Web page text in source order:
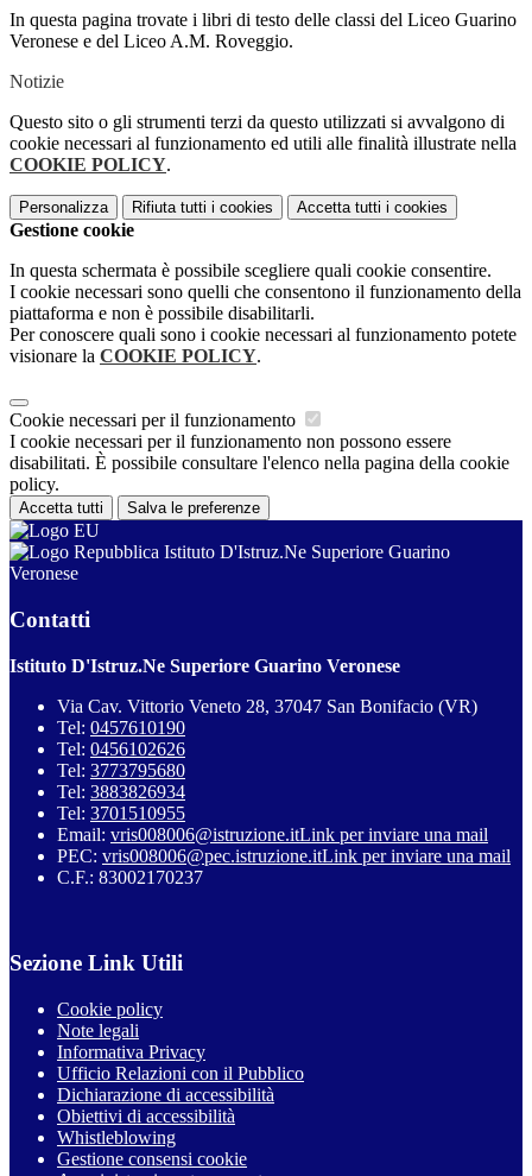
In questa pagina trovate i libri di testo delle classi del Liceo Guarino
Veronese e del Liceo A.M. Roveggio.
Notizie
Questo sito o gli strumenti terzi da questo utilizzati si avvalgono di
cookie necessari al funzionamento ed utili alle finalità illustrate nella
COOKIE POLICY.
Personalizza Rifiuta tutti i cookies Accetta tutti i cookies
Gestione cookie
In questa schermata è possibile scegliere quali cookie consentire.
I cookie necessari sono quelli che consentono il funzionamento della
piattaforma e non è possibile disabilitarli.
Per conoscere quali sono i cookie necessari al funzionamento potete
visionare la COOKIE POLICY.
Cookie necessari per il funzionamento
I cookie necessari per il funzionamento non possono essere
disabilitati. È possibile consultare l'elenco nella pagina della cookie
policy.
Accetta tutti Salva le preferenze
Istituto D'Istruz.Ne Superiore Guarino
Veronese
Contatti
Istituto D'Istruz.Ne Superiore Guarino Veronese
Via Cav. Vittorio Veneto 28, 37047 San Bonifacio (VR)
Tel: 0457610190
Tel: 0456102626
Tel: 3773795680
Tel: 3883826934
Tel: 3701510955
Email: vris008006@istruzione.itLink per inviare una mail
PEC: vris008006@pec.istruzione.itLink per inviare una mail
C.F.: 83002170237
Sezione Link Utili
Cookie policy
Note legali
Informativa Privacy
Ufficio Relazioni con il Pubblico
Dichiarazione di accessibilità
Obiettivi di accessibilità
Whistleblowing
Gestione consensi cookie